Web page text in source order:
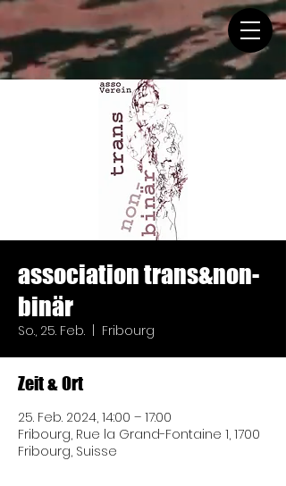
association trans&non-
binär
So., 25. Feb. Fribourg
Zeit & Ort
25. Feb. 2024, 14:00 – 17:00
Fribourg, Rue la Grand-Fontaine 1, 1700
Fribourg, Suisse